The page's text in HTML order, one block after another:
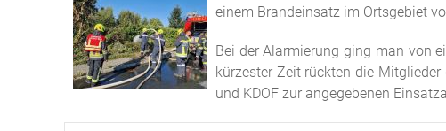
einem Brandeinsatz im Ortsgebiet
Bei der Alarmierung ging man von
kürzester Zeit rückten die
und KDOF zur angegebenen